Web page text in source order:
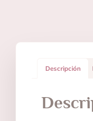
Descripción